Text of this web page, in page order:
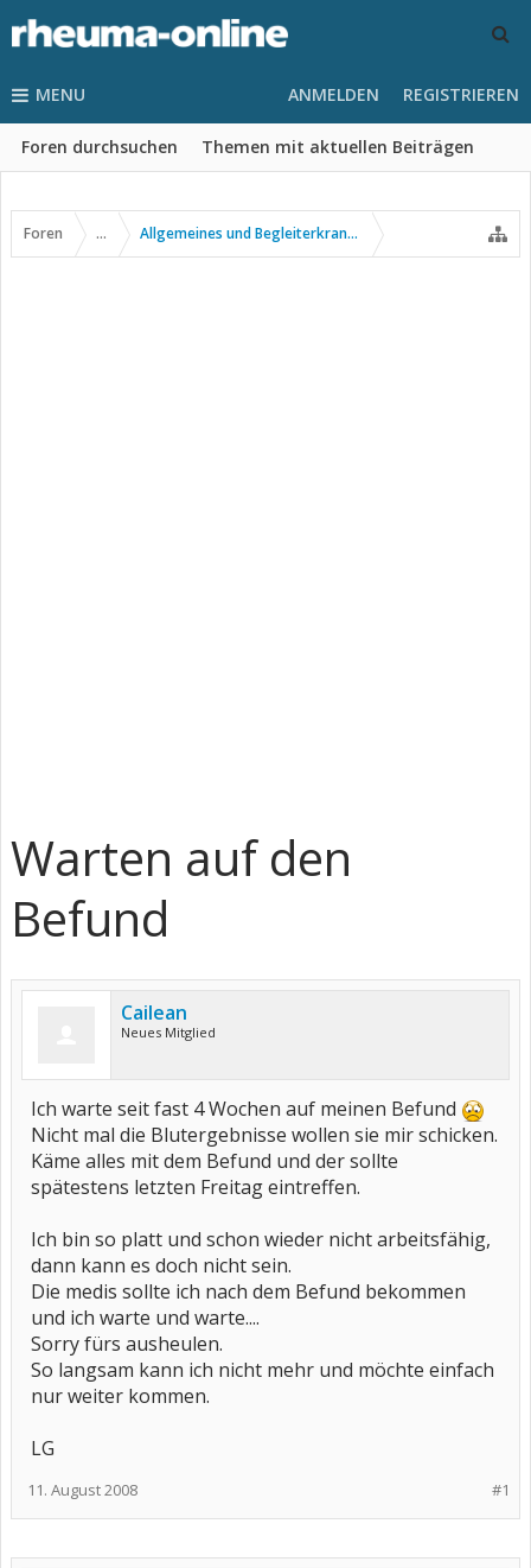
MENU
Foren durchsuchen Themen mit aktuellen Beiträgen
ANMELDEN REGISTRIEREN
Foren ... Allgemeines und Begleiterkrankungen
Warten auf den
Befund
Cailean
Neues Mitglied
Ich warte seit fast 4 Wochen auf meinen Befund
Nicht mal die Blutergebnisse wollen sie mir schicken.
Käme alles mit dem Befund und der sollte
spätestens letzten Freitag eintreffen.
Ich bin so platt und schon wieder nicht arbeitsfähig,
dann kann es doch nicht sein.
Die medis sollte ich nach dem Befund bekommen
und ich warte und warte....
Sorry fürs ausheulen.
So langsam kann ich nicht mehr und möchte einfach
nur weiter kommen.
LG
#1
11. August 2008